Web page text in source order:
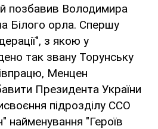
позбавив Володимира
Білого орла. Спершу
з якою у
так звану Торунську
Менцен
Президента України
підрозділу ССО
найменування "Героїв